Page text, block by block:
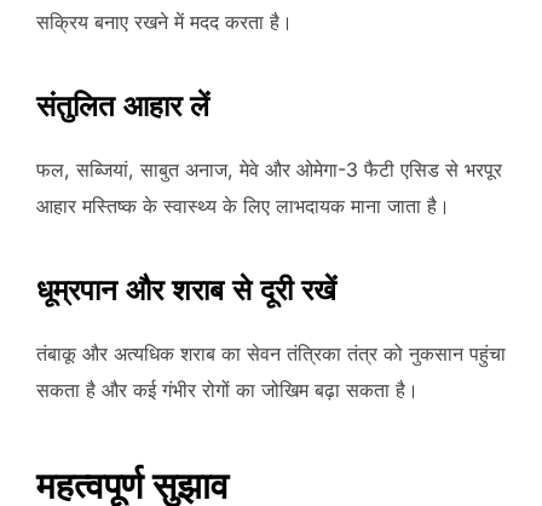
सक्रिय बनाए रखने में मदद करता है।
संतुलित आहार लें
फल, सब्जियां, साबुत अनाज, मेवे और ओमेगा-3 फैटी एसिड से भरपूर
आहार मस्तिष्क के स्वास्थ्य के लिए लाभदायक माना जाता है।
धूम्रपान और शराब से दूरी रखें
तंबाकू और अत्यधिक शराब का सेवन तंत्रिका तंत्र को नुकसान पहुंचा
सकता है और कई गंभीर रोगों का जोखिम बढ़ा सकता है।
महत्वपूर्ण सुझाव